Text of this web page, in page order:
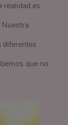
realidad es
diferentes
que no